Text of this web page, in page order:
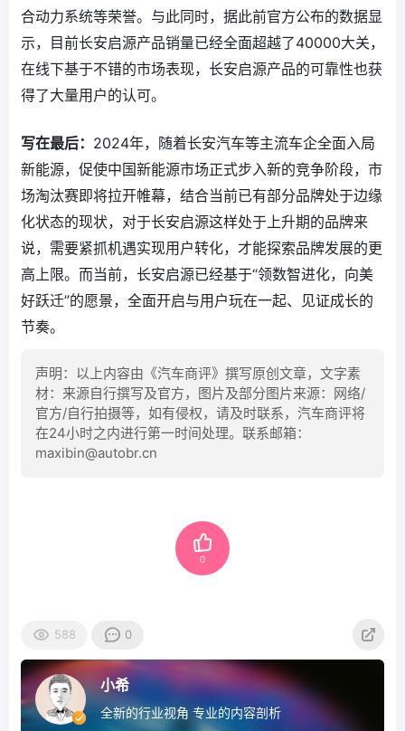
合动力系统等荣誉。与此同时，据此前官方公布的数据显
示，目前长安启源产品销量已经全面超越了40000大关，
在线下基于不错的市场表现，长安启源产品的可靠性也获
得了大量用户的认可。
写在最后： 2024年，随着长安汽车等主流车企全面入局
新能源，促使中国新能源市场正式步入新的竞争阶段，市
场淘汰赛即将拉开帷幕，结合当前已有部分品牌处于边缘
化状态的现状，对于长安启源这样处于上升期的品牌来
说，需要紧抓机遇实现用户转化，才能探索品牌发展的更
高上限。而当前，长安启源已经基于“领数智进化，向美
好跃迁”的愿景，全面开启与用户玩在一起、见证成长的
节奏。
声明：以上内容由《汽车商评》撰写原创文章，文字素
材：来源自行撰写及官方，图片及部分图片来源：网络/
官方/自行拍摄等，如有侵权，请及时联系，汽车商评将
在24小时之内进行第一时间处理。联系邮箱：
maxibin@autobr.cn
0
588 0
小希
全新的行业视角 专业的内容剖析